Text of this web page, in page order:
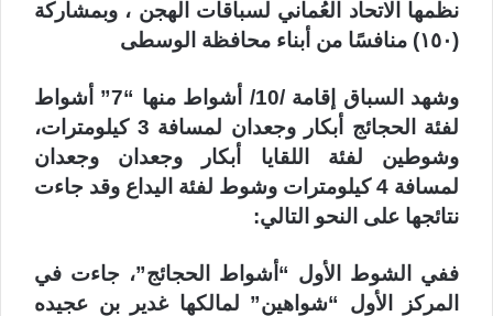
نظمها الاتحاد العُماني لسباقات الهجن ، وبمشاركة
(١٥٠) منافسًا من أبناء محافظة الوسطى
وشهد السباق إقامة /10/ أشواط منها “7” أشواط
لفئة الحجائج أبكار وجعدان لمسافة 3 كيلومترات،
وشوطين لفئة اللقايا أبكار وجعدان وجعدان
لمسافة 4 كيلومترات وشوط لفئة اليداع وقد جاءت
نتائجها على النحو التالي:
ففي الشوط الأول “أشواط الحجائج”، جاءت في
المركز الأول “شواهين” لمالكها غدير بن عجيده